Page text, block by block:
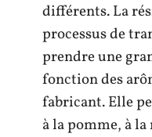
différents. La
processus de
prendre une
fonction des
fabricant. Elle
à la pomme, à